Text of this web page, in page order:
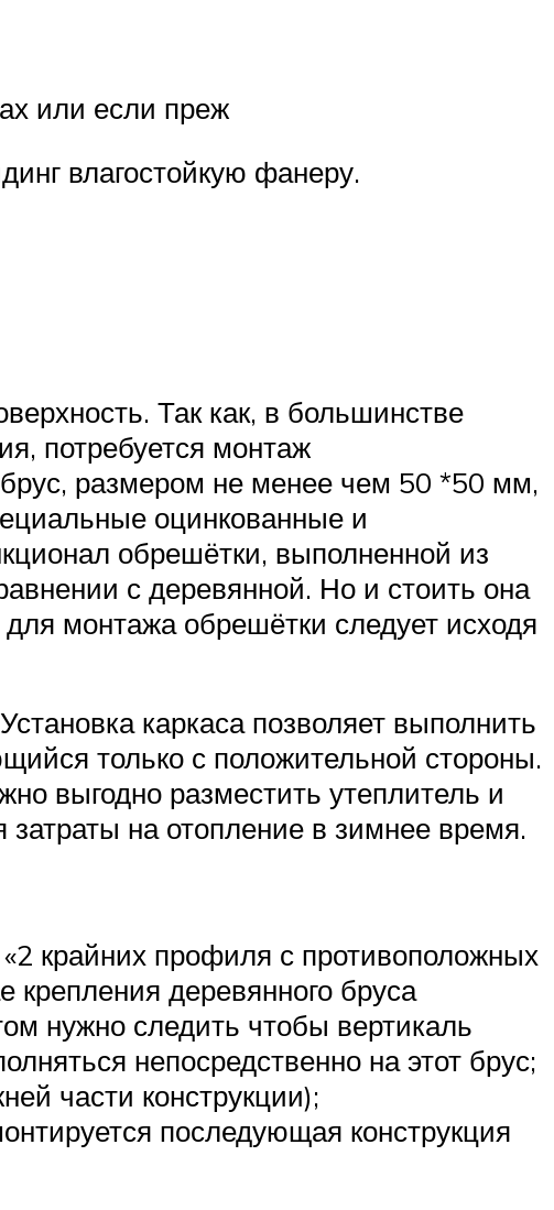
или если преж
влагостойкую фанеру.
Так как, в большинстве
потребуется монтаж
размером не менее чем 50 *50 мм,
оцинкованные и
обрешётки, выполненной из
с деревянной. Но и стоить она
монтажа обрешётки следует исходя
каркаса позволяет выполнить
только с положительной стороны.
выгодно разместить утеплитель и
на отопление в зимнее время.
крайних профиля с противоположных
деревянного бруса
нужно следить чтобы вертикаль
непосредственно на этот брус;
части конструкции);
последующая конструкция